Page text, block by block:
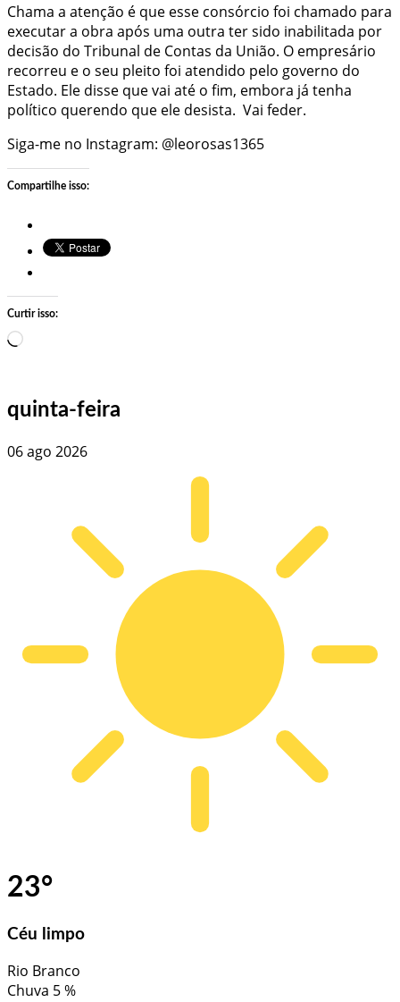
Chama a atenção é que esse consórcio foi chamado para
executar a obra após uma outra ter sido inabilitada por
decisão do Tribunal de Contas da União. O empresário
recorreu e o seu pleito foi atendido pelo governo do
Estado. Ele disse que vai até o fim, embora já tenha
político querendo que ele desista. Vai feder.
Siga-me no Instagram: @leorosas1365
Compartilhe isso:
Curtir isso:
Carregando…
quinta-feira
06 ago 2026
23°
Céu limpo
Rio Branco
Chuva 5 %